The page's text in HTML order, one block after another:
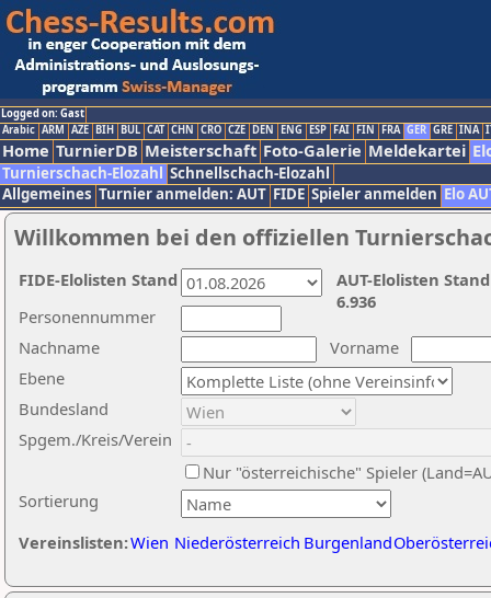
Logged on: Gast
Arabic ARM AZE BIH BUL CAT CHN CRO CZE DEN ENG ESP FAI FIN FRA GER GRE INA
Home TurnierDB Meisterschaft Foto-Galerie Meldekartei
Turnierschach-Elozahl Schnellschach-Elozahl
Allgemeines Turnier anmelden: AUT FIDE Spieler anmelden Elo
Willkommen bei den offiziellen
Nachname
Vorname
Ebene
Sortierung
Personennummer
Bundesland
Spgem./Kreis/Verein
Nur "österreichische" Spieler
Vereinslisten:Wien Niederösterreich Burgenland
AUT-Elolisten
6.936
FIDE-Elolisten Stand